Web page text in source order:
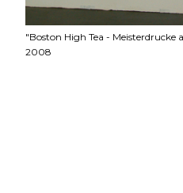
"Boston High Tea -
2008